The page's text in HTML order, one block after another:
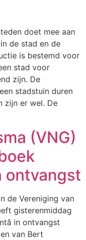
doet mee aan
de stad en de
is bestemd voor
stad voor
zijn. De
stadstuin duren
zijn er wel. De
(VNG)
ontvangst
de Vereniging van
gisterenmiddag
in ontvangst
van Bert